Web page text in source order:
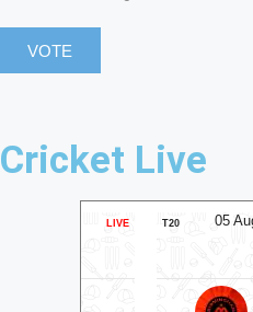
Cricket Live
05 Aug 2026,
T20